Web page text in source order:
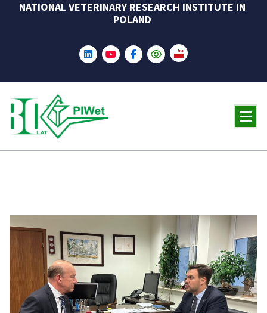
NATIONAL VETERINARY RESEARCH INSTITUTE IN
POLAND